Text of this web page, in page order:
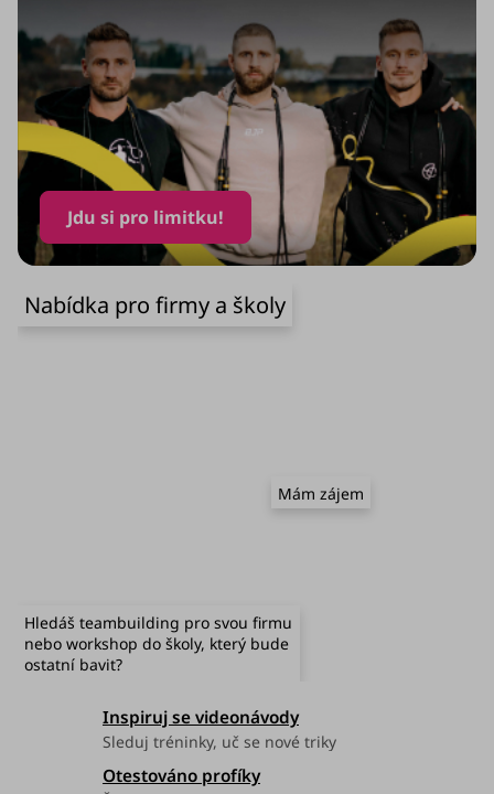
Jdu si pro limitku!
Nabídka pro firmy a školy
Hledáš teambuilding pro svou firmu
nebo workshop do školy, který bude
ostatní bavit?
Mám zájem
p
r
v
k
y
ý
p
i
s
u
Inspiruj se videonávody
Sleduj tréninky, uč se nové triky
Otestováno profíky